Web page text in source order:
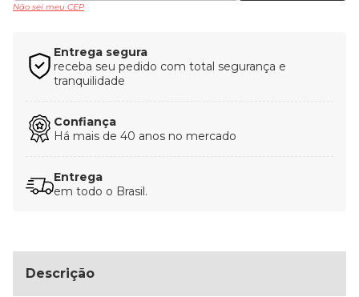
Não sei meu CEP
Entrega segura
receba seu pedido com total segurança e
tranquilidade
Confiança
Há mais de 40 anos no mercado
Entrega
em todo o Brasil.
Descrição